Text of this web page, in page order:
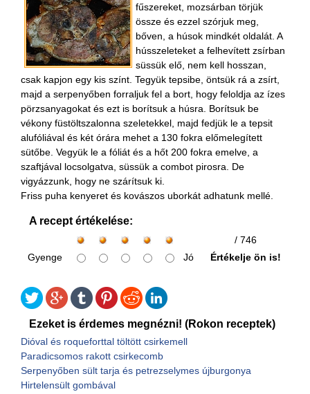
fűszereket, mozsárban törjük
össze és ezzel szórjuk meg,
bőven, a húsok mindkét oldalát. A
hússzeleteket a felhevített zsírban
süssük elő, nem kell hosszan,
csak kapjon egy kis színt. Tegyük tepsibe, öntsük rá a zsírt,
majd a serpenyőben forraljuk fel a bort, hogy feloldja az ízes
pörzsanyagokat és ezt is borítsuk a húsra. Borítsuk be
vékony füstöltszalonna szeletekkel, majd fedjük le a tepsit
alufóliával és két órára mehet a 130 fokra előmelegített
sütőbe. Vegyük le a fóliát és a hőt 200 fokra emelve, a
szaftjával locsolgatva, süssük a combot pirosra. De
vigyázzunk, hogy ne szárítsuk ki.
Friss puha kenyeret és kovászos uborkát adhatunk mellé.
A recept értékelése:
/ 746
Gyenge
Jó Értékelje ön is!
Ezeket is érdemes megnézni! (Rokon receptek)
Dióval és roqueforttal töltött csirkemell
Paradicsomos rakott csirkecomb
Serpenyőben sült tarja és petrezselymes újburgonya
Hirtelensült gombával